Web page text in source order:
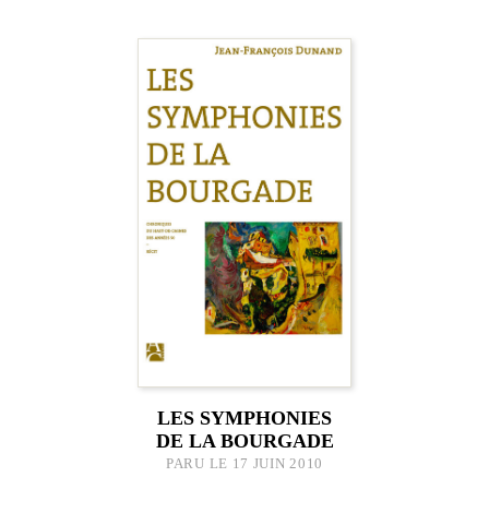
LES SYMPHONIES
DE LA BOURGADE
PARU LE 17 JUIN 2010